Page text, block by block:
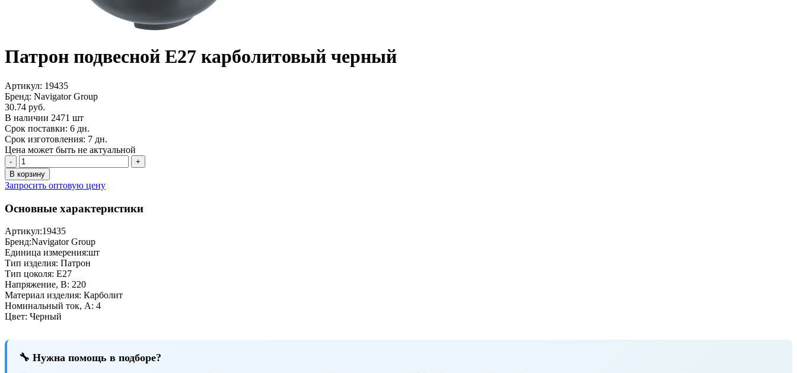
Патрон подвесной Е27 карболитовый черный
Артикул: 19435
Бренд: Navigator Group
30.74 руб.
В наличии 2471 шт
Срок поставки: 6 дн.
Срок изготовления: 7 дн.
Цена может быть не актуальной
-
+
В корзину
Запросить оптовую цену
Основные характеристики
Артикул:19435
Бренд:Navigator Group
Единица измерения:шт
Тип изделия: Патрон
Тип цоколя: E27
Напряжение, В: 220
Материал изделия: Карболит
Номинальный ток, А: 4
Цвет: Черный
🔧 Нужна помощь в подборе?